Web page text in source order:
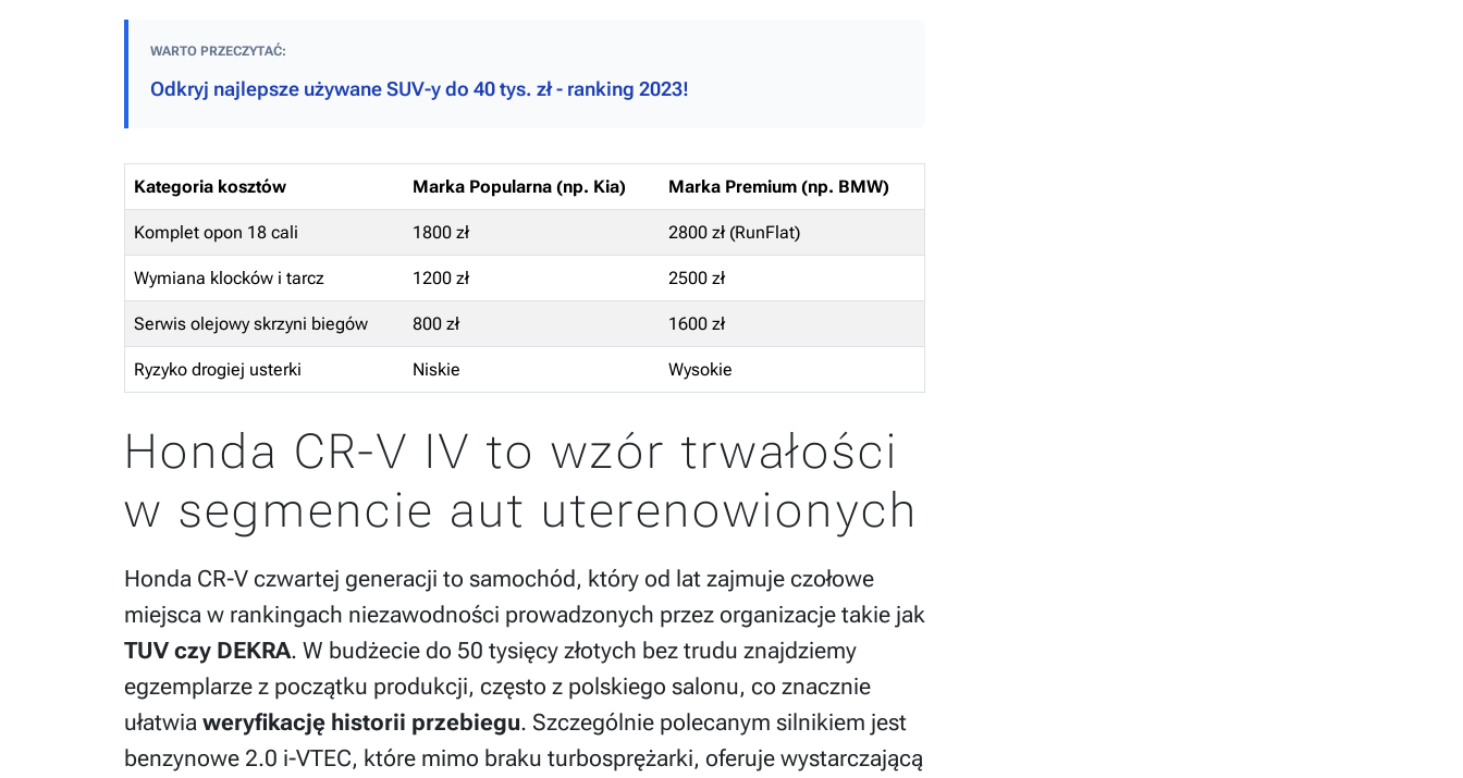
WARTO PRZECZYTAĆ:
Odkryj najlepsze używane SUV-y do 40 tys. zł - ranking 2023!
Kategoria kosztów Marka Popularna (np. Kia) Marka Premium (np. BMW)
Komplet opon 18 cali 1800 zł 2800 zł (RunFlat)
Wymiana klocków i tarcz 1200 zł 2500 zł
Serwis olejowy skrzyni biegów 800 zł 1600 zł
Ryzyko drogiej usterki Niskie Wysokie
Honda CR-V IV to wzór trwałości
w segmencie aut uterenowionych
Honda CR-V czwartej generacji to samochód, który od lat zajmuje czołowe
miejsca w rankingach niezawodności prowadzonych przez organizacje takie jak
TUV czy DEKRA. W budżecie do 50 tysięcy złotych bez trudu znajdziemy
egzemplarze z początku produkcji, często z polskiego salonu, co znacznie
ułatwia weryfikację historii przebiegu. Szczególnie polecanym silnikiem jest
benzynowe 2.0 i-VTEC, które mimo braku turbosprężarki, oferuje wystarczającą